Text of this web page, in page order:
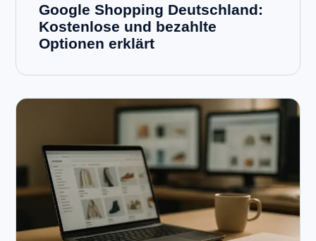
Google Shopping Deutschland:
Kostenlose und bezahlte
Optionen erklärt